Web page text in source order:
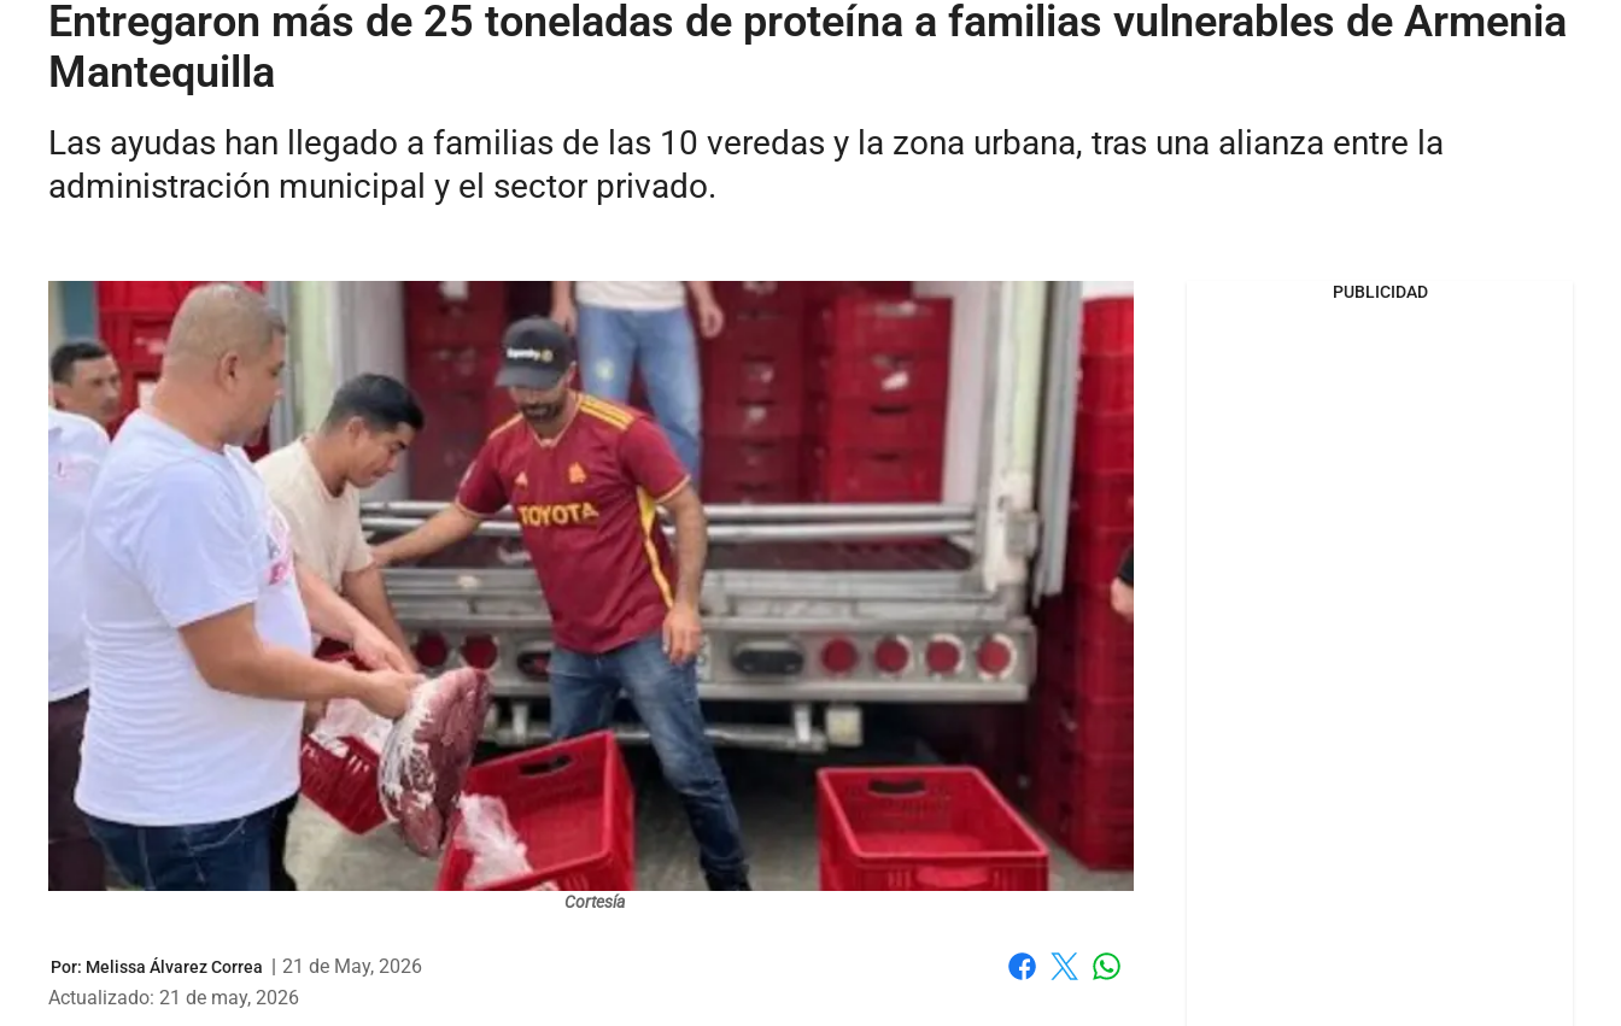
Entregaron más de 25 toneladas de proteína a familias vulnerables de Armenia
Mantequilla
Las ayudas han llegado a familias de las 10 veredas y la zona urbana, tras una alianza entre la
administración municipal y el sector privado.
Cortesía
Por: Melissa Álvarez Correa | 21 de May, 2026
Actualizado: 21 de may, 2026
PUBLICIDAD